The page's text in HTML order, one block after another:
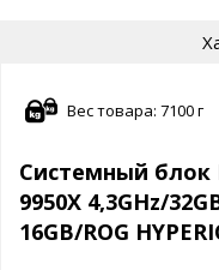
Вес товара: 7100 г
Системный блок
9950X 4,3GHz/
16GB/ROG